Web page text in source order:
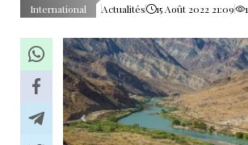
International Actualités 15 Août 2022 21:09